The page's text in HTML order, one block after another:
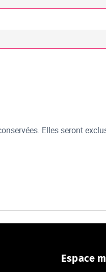
Elles seront
Espace